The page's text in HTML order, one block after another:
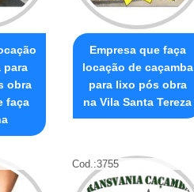
para
obra
faça
Empresa que faça
locação de caçamba
para lixo pós obra
na Vila Santa Tereza
Cod.:3755